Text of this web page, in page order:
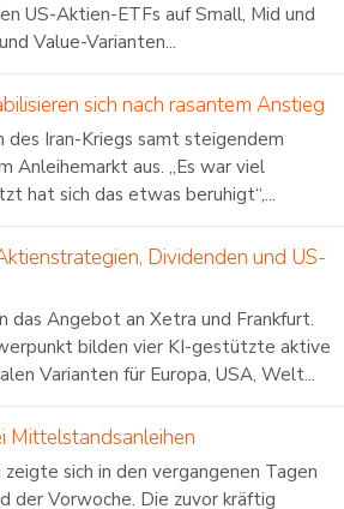
US-Aktien-ETFs auf Small, Mid und
Value-Varianten...
sich nach rasantem Anstieg
des Iran-Kriegs samt steigendem
Anleihemarkt aus. „Es war viel
hat sich das etwas beruhigt“,...
Dividenden und US-
das Angebot an Xetra und Frankfurt.
bilden vier KI-gestützte aktive
Varianten für Europa, USA, Welt...
Mittelstandsanleihen
sich in den vergangenen Tagen
der Vorwoche. Die zuvor kräftig